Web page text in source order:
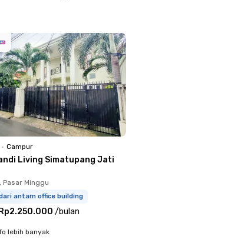
• Campur
Living Simatupang Jati
Minggu
antam office building
Rp2.250.000 /bulan
lebih banyak